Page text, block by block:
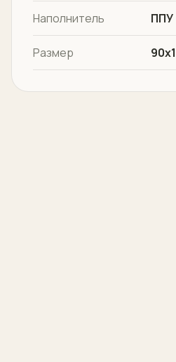
Наполнитель ППУ
Размер